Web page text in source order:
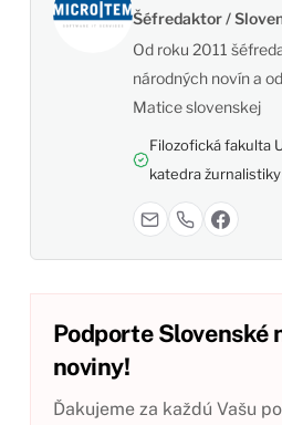
Šéfredaktor /
Od roku 2011
národných novín a
Matice slovenskej
Filozofická fakulta
katedra žurnalistiky
Podporte Slovenské
noviny!
Ďakujeme za každú Vašu